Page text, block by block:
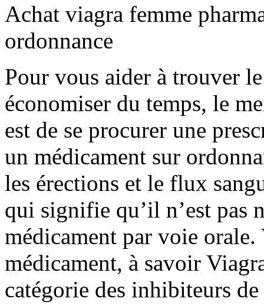
Achat viagra femme
ordonnance
Pour vous aider à trouver
économiser du temps, le
est de se procurer une
un médicament sur
les érections et le flux
qui signifie qu’il n’est pas
médicament par voie
médicament, à savoir
catégorie des inhibiteurs